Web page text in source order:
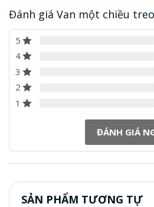
Đánh giá Van một chiều
5
4
3
2
1
ĐÁNH GIÁ
SẢN PHẨM TƯƠNG TỰ